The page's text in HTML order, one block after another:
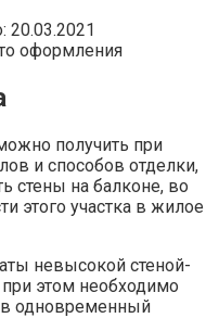
20.03.2021
получить при
и способов отделки,
стены на балконе, во
этого участка в жилое
невысокой стеной-
этом необходимо
одновременный